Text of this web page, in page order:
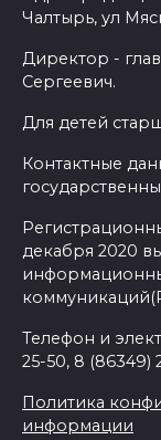
Чалтырь, ул
Директор -
Сергеевич.
Для детей
Контактные
декабря 2020
Телефон и
25-50, 8 (86349)
Политика
информации